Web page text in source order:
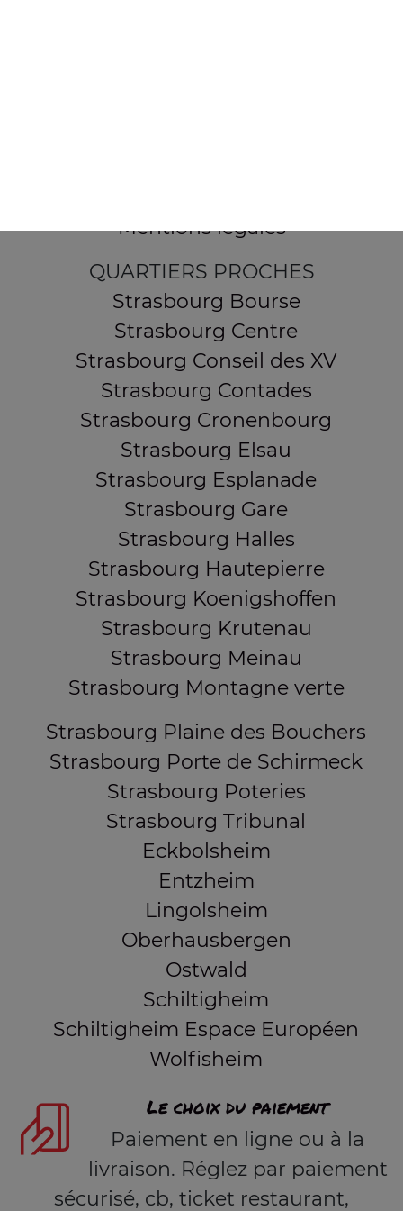
Mentions légales
QUARTIERS PROCHES
Strasbourg Bourse
Strasbourg Centre
Strasbourg Conseil des XV
Strasbourg Contades
Strasbourg Cronenbourg
Strasbourg Elsau
Strasbourg Esplanade
Strasbourg Gare
Strasbourg Halles
Strasbourg Hautepierre
Strasbourg Koenigshoffen
Strasbourg Krutenau
Strasbourg Meinau
Strasbourg Montagne verte
Strasbourg Plaine des Bouchers
Strasbourg Porte de Schirmeck
Strasbourg Poteries
Strasbourg Tribunal
Eckbolsheim
Entzheim
Lingolsheim
Oberhausbergen
Ostwald
Schiltigheim
Schiltigheim Espace Européen
Wolfisheim
Le choix du paiement
Paiement en ligne ou à la
livraison. Réglez par paiement
sécurisé, cb, ticket restaurant,